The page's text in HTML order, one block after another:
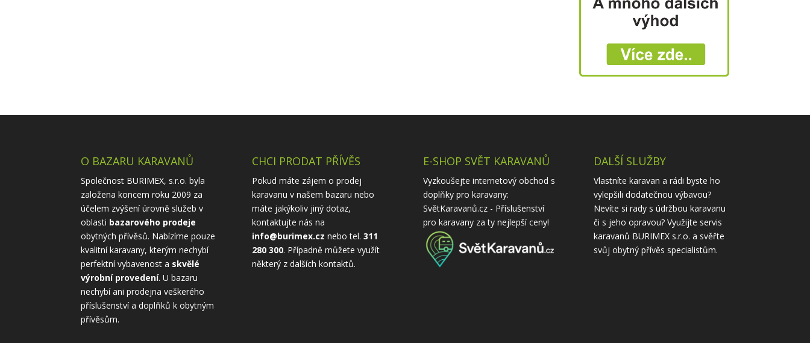
O BAZARU KARAVANŮ
Společnost BURIMEX, s.r.o. byla
založena koncem roku 2009 za
účelem zvýšení úrovně služeb v
oblasti bazarového prodeje
obytných přívěsů. Nabízíme pouze
kvalitní karavany, kterým nechybí
perfektní vybavenost a skvělé
výrobní provedení. U bazaru
nechybí ani prodejna veškerého
příslušenství a doplňků k obytným
přívěsům.
CHCI PRODAT PŘÍVĚS
Pokud máte zájem o prodej
karavanu v našem bazaru nebo
máte jakýkoliv jiný dotaz,
kontaktujte nás na
info@burimex.cz nebo tel. 311
280 300. Případně můžete využít
některý z dalších kontaktů.
E-SHOP SVĚT KARAVANŮ
Vyzkoušejte internetový obchod s
doplňky pro karavany:
SvětKaravanů.cz - Příslušenství
pro karavanyza ty nejlepší ceny!
DALŠÍ SLUŽBY
Vlastníte karavan a rádi byste ho
vylepšili dodatečnou výbavou?
Nevíte si rady s údržbou karavanu
či s jeho opravou? Využijte servis
karavanů BURIMEX s.r.o. a svěřte
svůj obytný přívěs specialistům.